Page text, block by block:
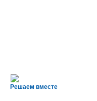
Решаем вместе